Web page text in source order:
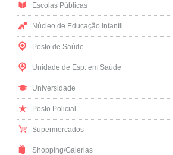
Escolas Públicas
Núcleo de Educação Infantil
Posto de Saúde
Unidade de Esp. em Saúde
Universidade
Posto Policial
Supermercados
Shopping/Galerias